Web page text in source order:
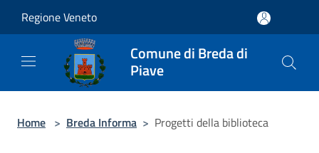
Regione Veneto
Comune di Breda di
Piave
Home > Breda Informa > Progetti della biblioteca